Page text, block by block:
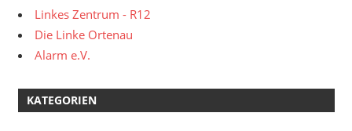
Linkes Zentrum - R12
Die Linke Ortenau
Alarm e.V.
KATEGORIEN